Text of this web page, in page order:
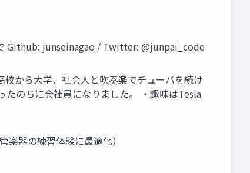
Github: junseinagao / Twitter: @junpai_code
から大学、社会人と吹奏楽でチューバを続け
のちに会社員になりました。 ・趣味はTesla
器の練習体験に最適化）